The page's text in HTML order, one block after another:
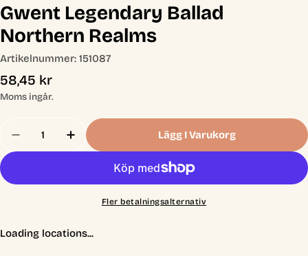
Gwent Legendary Ballad
Northern Realms
Artikelnummer: 151087
Ordinarie
pris
58,45 kr
Moms ingår.
Minska Antal För Gwent Legendary Ballad
Öka Antal För Gwent Legendary Ballad
Lägg I Varukorg
Fler betalningsalternativ
Loading locations...